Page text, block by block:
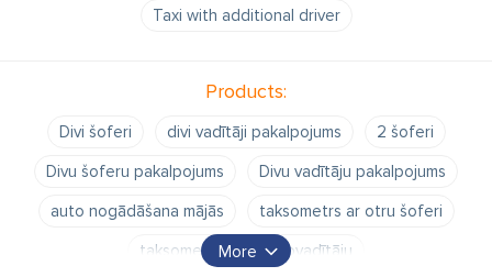
Taxi with additional driver
Products:
Divi šoferi divi vadītāji pakalpojums
2 šoferi
Divu šoferu pakalpojums
Divu vadītāju pakalpojums
auto nogādāšana mājās
taksometrs ar otru šoferi
taksometrs otru autovadītāju
More